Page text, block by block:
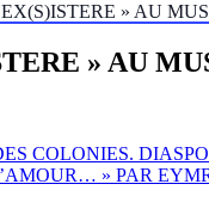
» AU
» AU
COLONIES.
» PAR